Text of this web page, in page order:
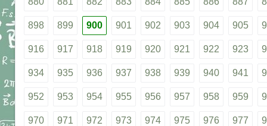
898 899 900 901 902 903 904 905
916 917 918 919 920 921 922 923
934 935 936 937 938 939 940 941
952 953 954 955 956 957 958 959
970 971 972 973 974 975 976 977